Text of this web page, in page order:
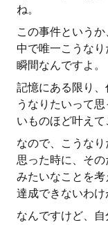
ね。
この事件という
中で唯一こうな
瞬間なんですよ。
記憶にある限り
うなりたいって
いものほど叶えて
なので、こうな
思った時に、そ
みたいなことを
達成できないわけ
なんですけど、